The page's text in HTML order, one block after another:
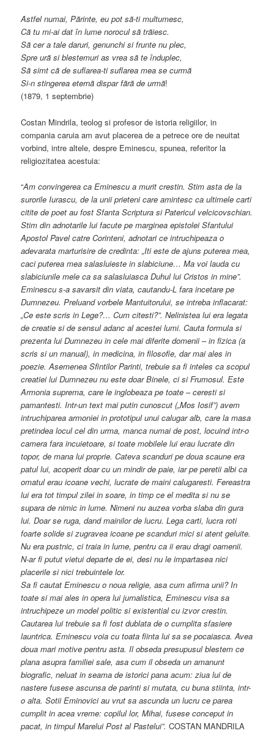
Astfel numai, Pãrinte, eu pot sã-ti multumesc,
Cã tu mi-ai dat în lume norocul sã trãiesc.
Sã cer a tale daruri, genunchi si frunte nu plec,
Spre urã si blestemuri as vrea sã te înduplec,
Sã simt cã de suflarea-ti suflarea mea se curmã
Si-n stingerea eternã dispar fãrã de urmã!
(1879, 1 septembrie)
Costan Mindrila, teolog si profesor de istoria religiilor, in
compania caruia am avut placerea de a petrece ore de neuitat
vorbind, intre altele, despre Eminescu, spunea, referitor la
religiozitatea acestuia:
“Am convingerea ca Eminescu a murit crestin. Stim asta de la
surorile Iurascu, de la unii prieteni care amintesc ca ultimele carti
citite de poet au fost Sfanta Scriptura si Patericul velcicovschian.
Stim din adnotarile lui facute pe marginea epistolei Sfantului
Apostol Pavel catre Corinteni, adnotari ce intruchipeaza o
adevarata marturisire de credinta: „Iti este de ajuns puterea mea,
caci puterea mea salasluieste in slabiciune… Ma voi lauda cu
slabiciunile mele ca sa salasluiasca Duhul lui Cristos in mine”.
Eminescu s-a savarsit din viata, cautandu-L fara incetare pe
Dumnezeu. Preluand vorbele Mantuitorului, se intreba inflacarat:
„Ce este scris in Lege?… Cum citesti?”. Nelinistea lui era legata
de creatie si de sensul adanc al acestei lumi. Cauta formula si
prezenta lui Dumnezeu in cele mai diferite domenii – in fizica (a
scris si un manual), in medicina, in filosofie, dar mai ales in
poezie. Asemenea Sfintilor Parinti, trebuie sa fi inteles ca scopul
creatiei lui Dumnezeu nu este doar Binele, ci si Frumosul. Este
Armonia suprema, care le inglobeaza pe toate – ceresti si
pamantesti. Intr-un text mai putin cunoscut („Mos Iosif”) avem
intruchiparea armoniei in prototipul unui calugar alb, care la masa
pretindea locul cel din urma, manca numai de post, locuind intr-o
camera fara incuietoare, si toate mobilele lui erau lucrate din
topor, de mana lui proprie. Cateva scanduri pe doua scaune era
patul lui, acoperit doar cu un mindir de paie, iar pe peretii albi ca
omatul erau icoane vechi, lucrate de maini calugaresti. Fereastra
lui era tot timpul zilei in soare, in timp ce el medita si nu se
supara de nimic in lume. Nimeni nu auzea vorba slaba din gura
lui. Doar se ruga, dand mainilor de lucru. Lega carti, lucra roti
foarte solide si zugravea icoane pe scanduri mici si atent geluite.
Nu era pustnic, ci traia in lume, pentru ca ii erau dragi oamenii.
N-ar fi putut vietui departe de ei, desi nu le impartasea nici
placerile si nici trebuintele lor.
Sa fi cautat Eminescu o noua religie, asa cum afirma unii? In
toate si mai ales in opera lui jurnalistica, Eminescu visa sa
intruchipeze un model politic si existential cu izvor crestin.
Cautarea lui trebuie sa fi fost dublata de o cumplita sfasiere
launtrica. Eminescu voia cu toata fiinta lui sa se pocaiasca. Avea
doua mari motive pentru asta. Il obseda presupusul blestem ce
plana asupra familiei sale, asa cum il obseda un amanunt
biografic, neluat in seama de istorici pana acum: ziua lui de
nastere fusese ascunsa de parinti si mutata, cu buna stiinta, intr-
o alta. Sotii Eminovici au vrut sa ascunda un lucru ce parea
cumplit in acea vreme: copilul lor, Mihai, fusese conceput in
pacat, in timpul Marelui Post al Pastelui”.COSTAN MANDRILA